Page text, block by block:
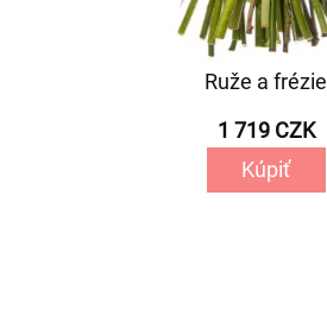
Ruže a frézie
1 719 CZK
Kúpiť